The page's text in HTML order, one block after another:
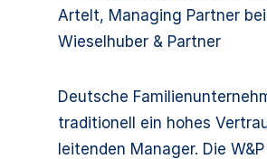
Artelt, Managing Partner bei
Wieselhuber & Partner
Deutsche
traditionell ein hohes
leitenden Manager. Die